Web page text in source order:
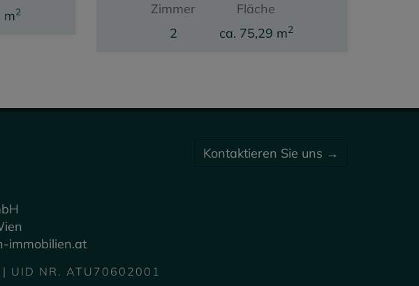
m2
Zimmer
2
Fläche
ca. 75,29 m2
Kontaktieren Sie uns →
immobilien.at
UID NR. ATU70602001